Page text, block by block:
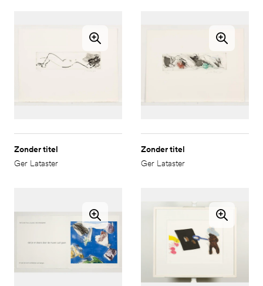
Zonder titel
Ger Lataster
Zonder titel
Ger Lataster